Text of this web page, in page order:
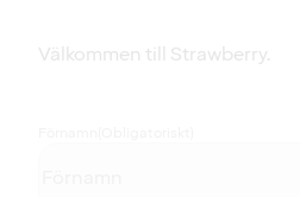
Välkommen till Strawberry.